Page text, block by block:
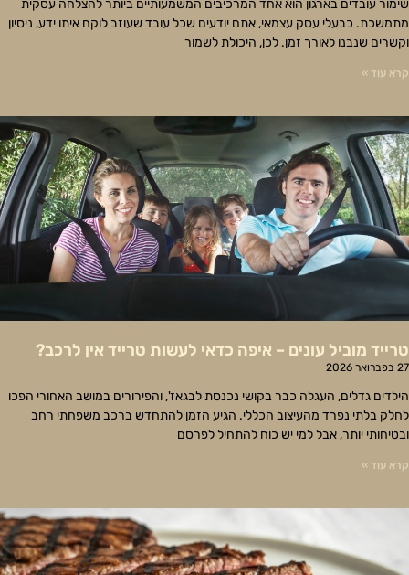
שימור עובדים בארגון הוא אחד המרכיבים המשמעותיים ביותר להצלחה עסקית
מתמשכת. כבעלי עסק עצמאי, אתם יודעים שכל עובד שעוזב לוקח איתו ידע, ניסיון
וקשרים שנבנו לאורך זמן. לכן, היכולת לשמור
קרא עוד »
טרייד מוביל עונים – איפה כדאי לעשות טרייד אין לרכב?
27 בפברואר 2026
הילדים גדלים, העגלה כבר בקושי נכנסת לבגאז', והפירורים במושב האחורי הפכו
לחלק בלתי נפרד מהעיצוב הכללי. הגיע הזמן להתחדש ברכב משפחתי רחב
ובטיחותי יותר, אבל למי יש כוח להתחיל לפרסם
קרא עוד »